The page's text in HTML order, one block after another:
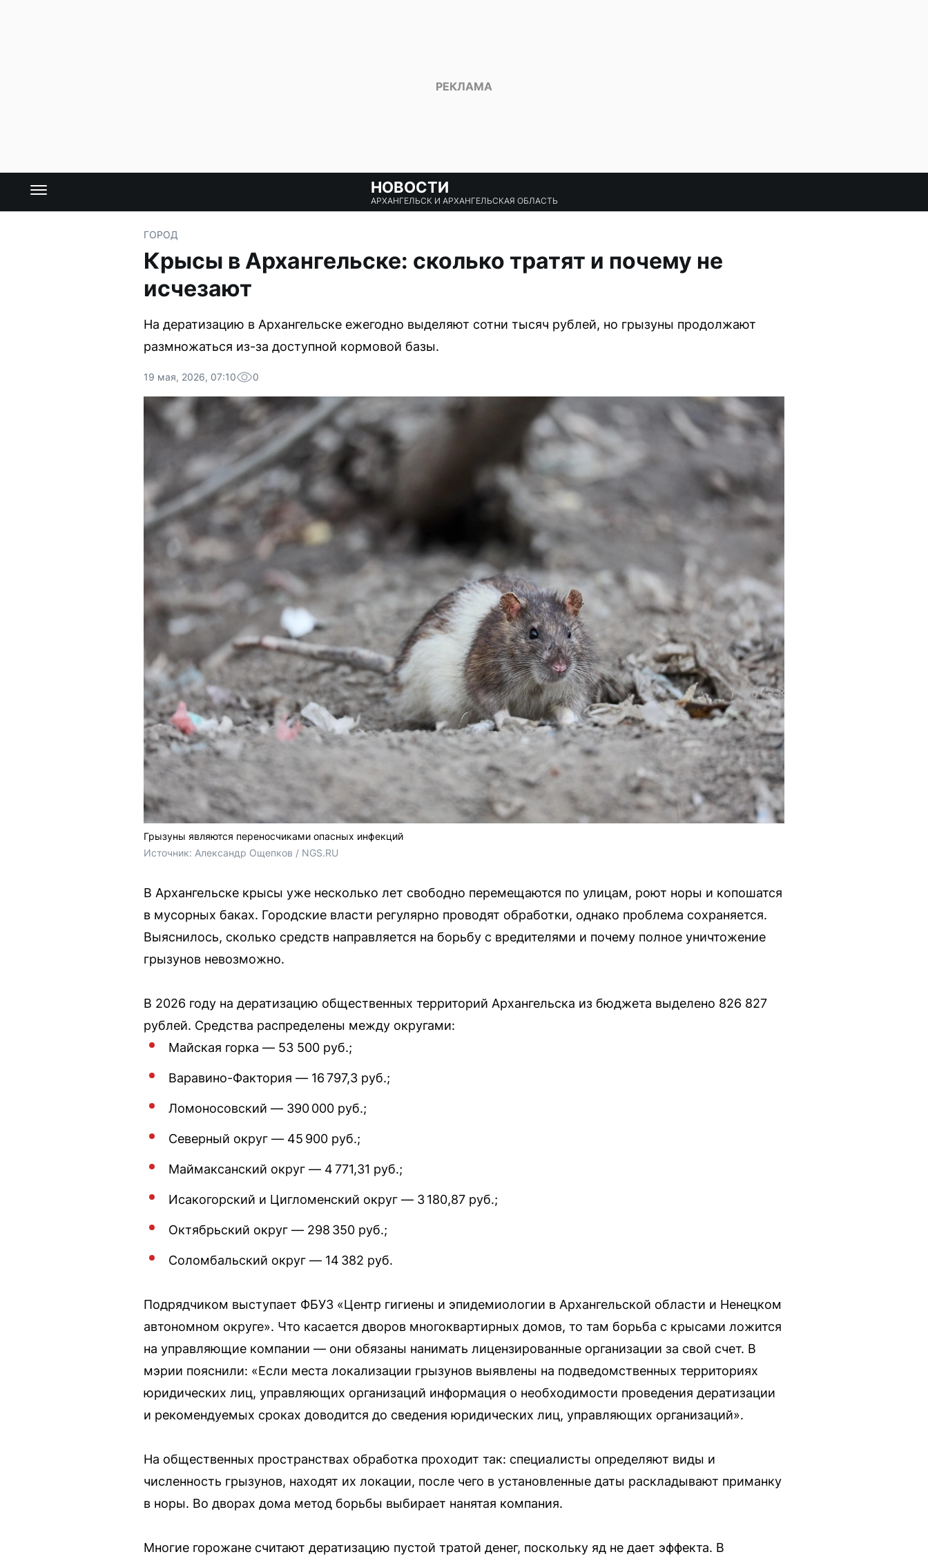
НОВОСТИ
АРХАНГЕЛЬСК И АРХАНГЕЛЬСКАЯ ОБЛАСТЬ
ГОРОД
Крысы в Архангельске: сколько тратят и почему не
исчезают
На дератизацию в Архангельске ежегодно выделяют сотни тысяч рублей, но грызуны продолжают
размножаться из-за доступной кормовой базы.
19 мая, 2026, 07:10 0
Грызуны являются переносчиками опасных инфекций
Источник: Александр Ощепков / NGS.RU
В Архангельске крысы уже несколько лет свободно перемещаются по улицам, роют норы и копошатся
в мусорных баках. Городские власти регулярно проводят обработки, однако проблема сохраняется.
Выяснилось, сколько средств направляется на борьбу с вредителями и почему полное уничтожение
грызунов невозможно.
В 2026 году на дератизацию общественных территорий Архангельска из бюджета выделено 826 827
рублей. Средства распределены между округами:
Майская горка — 53 500 руб.;
Варавино-Фактория — 16 797,3 руб.;
Ломоносовский — 390 000 руб.;
Северный округ — 45 900 руб.;
Маймаксанский округ — 4 771,31 руб.;
Исакогорский и Цигломенский округ — 3 180,87 руб.;
Октябрьский округ — 298 350 руб.;
Соломбальский округ — 14 382 руб.
Подрядчиком выступает ФБУЗ «Центр гигиены и эпидемиологии в Архангельской области и Ненецком
автономном округе». Что касается дворов многоквартирных домов, то там борьба с крысами ложится
на управляющие компании — они обязаны нанимать лицензированные организации за свой счет. В
мэрии пояснили: «Если места локализации грызунов выявлены на подведомственных территориях
юридических лиц, управляющих организаций информация о необходимости проведения дератизации
и рекомендуемых сроках доводится до сведения юридических лиц, управляющих организаций».
На общественных пространствах обработка проходит так: специалисты определяют виды и
численность грызунов, находят их локации, после чего в установленные даты раскладывают приманку
в норы. Во дворах дома метод борьбы выбирает нанятая компания.
Многие горожане считают дератизацию пустой тратой денег, поскольку яд не дает эффекта. В